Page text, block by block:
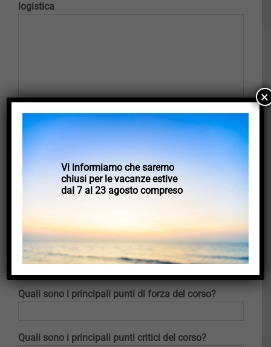
logistica
Consiglieresti questo corso ad amici o colleghi?
Quali sono i principali punti di forza del corso?
Quali sono i principali punti critici del corso?
Vi informiamo che saremo
chiusi per le vacanze estive
dal 7 al 23 agosto compreso
×